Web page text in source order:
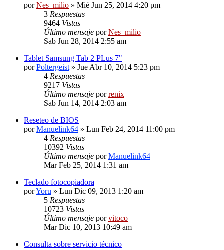
porNes_milio » Mié Jun 25, 2014 4:20 pm
3 Respuestas
9464 Vistas
Último mensaje porNes_milio
Sab Jun 28, 2014 2:55 am
Tablet Samsung Tab 2 PLus 7"
porPoltergeist » Jue Abr 10, 2014 5:23 pm
4 Respuestas
9217 Vistas
Último mensaje porrenix
Sab Jun 14, 2014 2:03 am
Reseteo de BIOS
porManuelink64 » Lun Feb 24, 2014 11:00 pm
4 Respuestas
10392 Vistas
Último mensaje porManuelink64
Mar Feb 25, 2014 1:31 am
Teclado fotocopiadora
porYoru » Lun Dic 09, 2013 1:20 am
5 Respuestas
10723 Vistas
Último mensaje porvitoco
Mar Dic 10, 2013 10:49 am
Consulta sobre servicio técnico